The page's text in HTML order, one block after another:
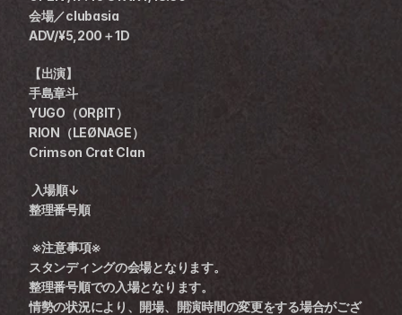
会場／clubasia
ADV/¥5,200＋1D
【出演】
手島章斗
YUGO（ORβIT）
RION（LEØNAGE）
Crimson Crat Clan
入場順↓
整理番号順
※注意事項※
スタンディングの会場となります。
整理番号順での入場となります。
情勢の状況により、開場、開演時間の変更をする場合がござ